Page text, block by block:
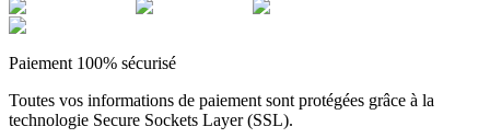
Paiement 100% sécurisé
Toutes vos informations de paiement sont protégées grâce à la
technologie Secure Sockets Layer (SSL).